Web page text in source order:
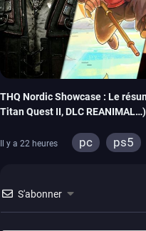
THQ Nordic Showcase : Le
Titan Quest II, DLC REANIMAL…)
Il y a 22 heures pc ps5
S'abonner